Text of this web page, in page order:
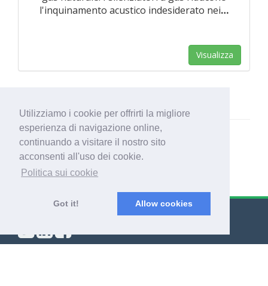
Utilizziamo i cookie per offrirti la migliore
esperienza di navigazione online,
continuando a visitare il nostro sito
acconsenti all'uso dei cookie.
Politica sui cookie
Got it! Allow cookies
l'inquinamento acustico indesiderato nei…
Visualizza
© Export Worldwide 2026